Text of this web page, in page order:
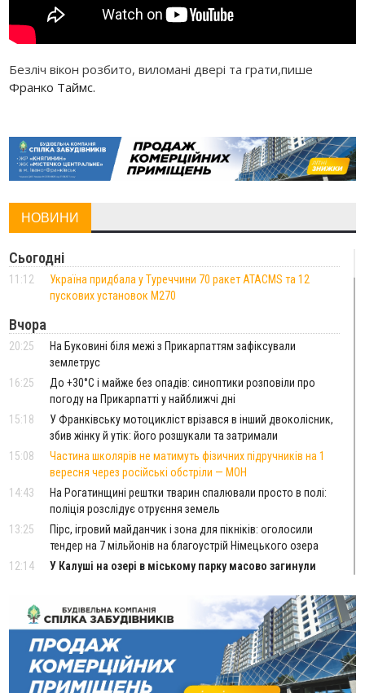
Безліч вікон розбито, виломані двері та грати,пише
Франко Таймс.
НОВИНИ
Сьогодні
11:12
Україна придбала у Туреччини 70 ракет ATACMS та 12
пускових установок M270
Вчора
20:25
На Буковині біля межі з Прикарпаттям зафіксували
землетрус
16:25
До +30°C і майже без опадів: синоптики розповіли про
погоду на Прикарпатті у найближчі дні
15:18
У Франківську мотоцикліст врізався в інший двоколісник,
збив жінку й утік: його розшукали та затримали
15:08
Частина школярів не матимуть фізичних підручників на 1
вересня через російські обстріли — МОН
14:43
На Рогатинщині рештки тварин спалювали просто в полі:
поліція розслідує отруєння земель
13:25
Пірс, ігровий майданчик і зона для пікніків: оголосили
тендер на 7 мільйонів на благоустрій Німецького озера
12:14
У Калуші на озері в міському парку масово загинули
11:18
Майстра лісу з Верховинщини оштрафували на 600 тисяч за
переправлення чоловіків до Румунії
10:49
На Прикарпатті через негоду сталися аварійні вимкнення
світла
10:43
За змову на тендері для Долинської лікарні двох